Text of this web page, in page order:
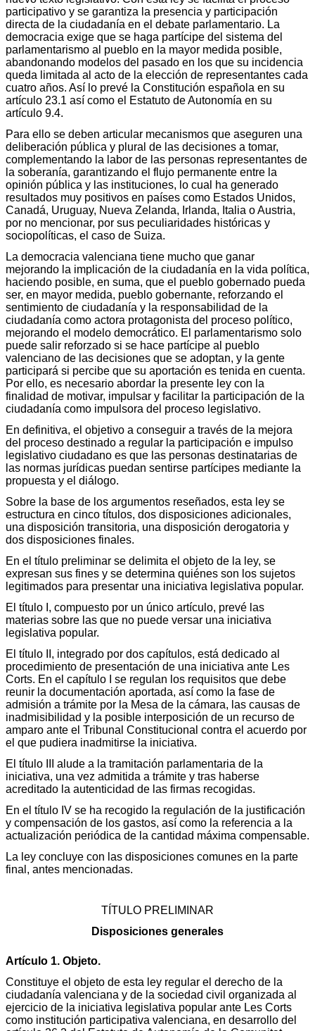
participativo y se garantiza la presencia y participación
directa de la ciudadanía en el debate parlamentario. La
democracia exige que se haga partícipe del sistema del
parlamentarismo al pueblo en la mayor medida posible,
abandonando modelos del pasado en los que su incidencia
queda limitada al acto de la elección de representantes cada
cuatro años. Así lo prevé la Constitución española en su
artículo 23.1 así como el Estatuto de Autonomía en su
artículo 9.4.
Para ello se deben articular mecanismos que aseguren una
deliberación pública y plural de las decisiones a tomar,
complementando la labor de las personas representantes de
la soberanía, garantizando el flujo permanente entre la
opinión pública y las instituciones, lo cual ha generado
resultados muy positivos en países como Estados Unidos,
Canadá, Uruguay, Nueva Zelanda, Irlanda, Italia o Austria,
por no mencionar, por sus peculiaridades históricas y
sociopolíticas, el caso de Suiza.
La democracia valenciana tiene mucho que ganar
mejorando la implicación de la ciudadanía en la vida política,
haciendo posible, en suma, que el pueblo gobernado pueda
ser, en mayor medida, pueblo gobernante, reforzando el
sentimiento de ciudadanía y la responsabilidad de la
ciudadanía como actora protagonista del proceso político,
mejorando el modelo democrático. El parlamentarismo solo
puede salir reforzado si se hace partícipe al pueblo
valenciano de las decisiones que se adoptan, y la gente
participará si percibe que su aportación es tenida en cuenta.
Por ello, es necesario abordar la presente ley con la
finalidad de motivar, impulsar y facilitar la participación de la
ciudadanía como impulsora del proceso legislativo.
En definitiva, el objetivo a conseguir a través de la mejora
del proceso destinado a regular la participación e impulso
legislativo ciudadano es que las personas destinatarias de
las normas jurídicas puedan sentirse partícipes mediante la
propuesta y el diálogo.
Sobre la base de los argumentos reseñados, esta ley se
estructura en cinco títulos, dos disposiciones adicionales,
una disposición transitoria, una disposición derogatoria y
dos disposiciones finales.
En el título preliminar se delimita el objeto de la ley, se
expresan sus fines y se determina quiénes son los sujetos
legitimados para presentar una iniciativa legislativa popular.
El título I, compuesto por un único artículo, prevé las
materias sobre las que no puede versar una iniciativa
legislativa popular.
El título II, integrado por dos capítulos, está dedicado al
procedimiento de presentación de una iniciativa ante Les
Corts. En el capítulo I se regulan los requisitos que debe
reunir la documentación aportada, así como la fase de
admisión a trámite por la Mesa de la cámara, las causas de
inadmisibilidad y la posible interposición de un recurso de
amparo ante el Tribunal Constitucional contra el acuerdo por
el que pudiera inadmitirse la iniciativa.
El título III alude a la tramitación parlamentaria de la
iniciativa, una vez admitida a trámite y tras haberse
acreditado la autenticidad de las firmas recogidas.
En el título IV se ha recogido la regulación de la justificación
y compensación de los gastos, así como la referencia a la
actualización periódica de la cantidad máxima compensable.
La ley concluye con las disposiciones comunes en la parte
final, antes mencionadas.
TÍTULO PRELIMINAR
Disposiciones generales
Artículo 1. Objeto.
Constituye el objeto de esta ley regular el derecho de la
ciudadanía valenciana y de la sociedad civil organizada al
ejercicio de la iniciativa legislativa popular ante Les Corts
como institución participativa valenciana, en desarrollo del